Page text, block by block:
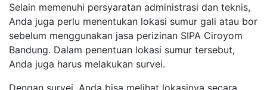
Selain memenuhi persyaratan administrasi dan teknis,
Anda juga perlu menentukan lokasi sumur gali atau bor
sebelum menggunakan jasa perizinan SIPA Ciroyom
Bandung. Dalam penentuan lokasi sumur tersebut,
Anda juga harus melakukan survei.
Dengan survei, Anda bisa melihat lokasinya secara